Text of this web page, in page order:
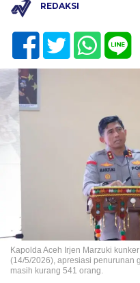
REDAKSI
Kapolda Aceh Irjen Marzuki
(14/5/2026), apresiasi penurunan
masih kurang 541 orang.